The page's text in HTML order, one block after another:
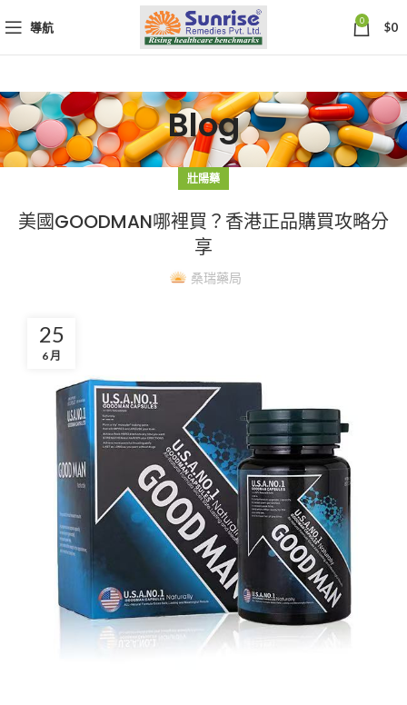
導航 0 $0
Blog
壯陽藥
美國GOODMAN哪裡買？香港正品購買攻略分
享
桑瑞藥局
25
6 月